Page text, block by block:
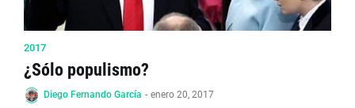
2017
¿Sólo populismo?
Diego Fernando García - enero 20, 2017